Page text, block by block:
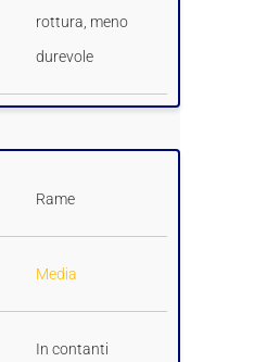
rottura, meno
durevole
Rame
Media
In contanti